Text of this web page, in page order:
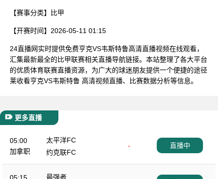
【赛事分类】 比甲
【开赛时间】 2026-05-11 01:15
24直播网实时提供免费亨克VS韦斯特鲁高清直播视频在线观看，
汇集最新最全的比甲联赛相关直播导航链接。本站整理了各大平台
的优质体育联赛直播资源，为广大的球迷朋友提供一个便捷的途径
莱收看亨克VS韦斯特鲁 高清视频直播、比赛数据分析等信息。
更多直播
05:00
加拿职
太平洋FC
-
约克联FC
直播中
最强者